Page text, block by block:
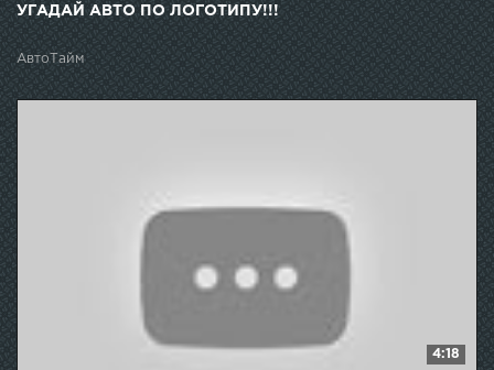
УГАДАЙ АВТО ПО ЛОГОТИПУ!!!
АвтоТайм
4:18